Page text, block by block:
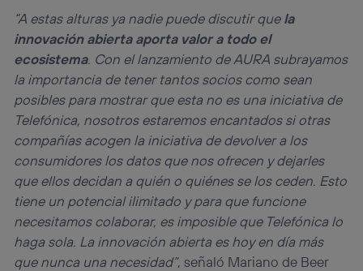
“A estas alturas ya nadie puede discutir quela
innovación abierta aporta valor a todo el
ecosistema. Con el lanzamiento de AURA subrayamos
la importancia de tener tantos socios como sean
posibles para mostrar que esta no es una iniciativa de
Telefónica, nosotros estaremos encantados si otras
compañías acogen la iniciativa de devolver a los
consumidores los datos que nos ofrecen y dejarles
que ellos decidan a quién o quiénes se los ceden. Esto
tiene un potencial ilimitado y para que funcione
necesitamos colaborar, es imposible que Telefónica lo
haga sola. La innovación abierta es hoy en día más
que nunca una necesidad”, señaló Mariano de Beer